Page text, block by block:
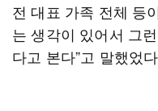
전 대표 가족 전체 등
는 생각이 있어서 그
다고 본다”고 말했었